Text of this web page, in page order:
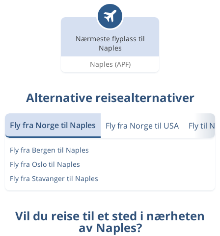
Nærmeste flyplass til
Naples
Naples (APF)
Alternative reisealternativer
Fly fra Norge til Naples Fly fra Norge til USA Fly til
Fly fra Bergen til Naples
Fly fra Oslo til Naples
Fly fra Stavanger til Naples
Vil du reise til et sted i nærheten
av Naples?